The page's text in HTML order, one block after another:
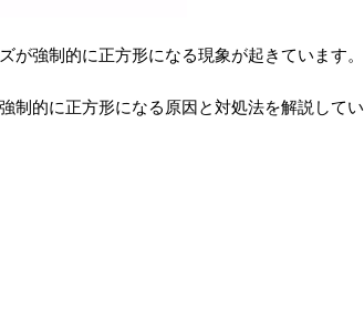
強制的に正方形になる現象が起きています。
制的に正方形になる原因と対処法を解説してい